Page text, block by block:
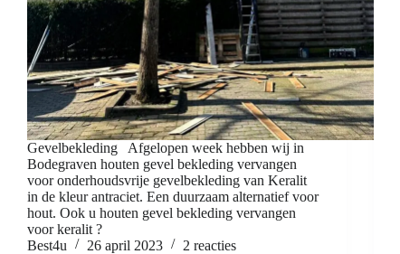
Gevelbekleding Afgelopen week hebben wij in
Bodegraven houten gevel bekleding vervangen
voor onderhoudsvrije gevelbekleding van Keralit
in de kleur antraciet. Een duurzaam alternatief voor
hout. Ook u houten gevel bekleding vervangen
voor keralit ?
Best4u
26 april 2023 2 reacties